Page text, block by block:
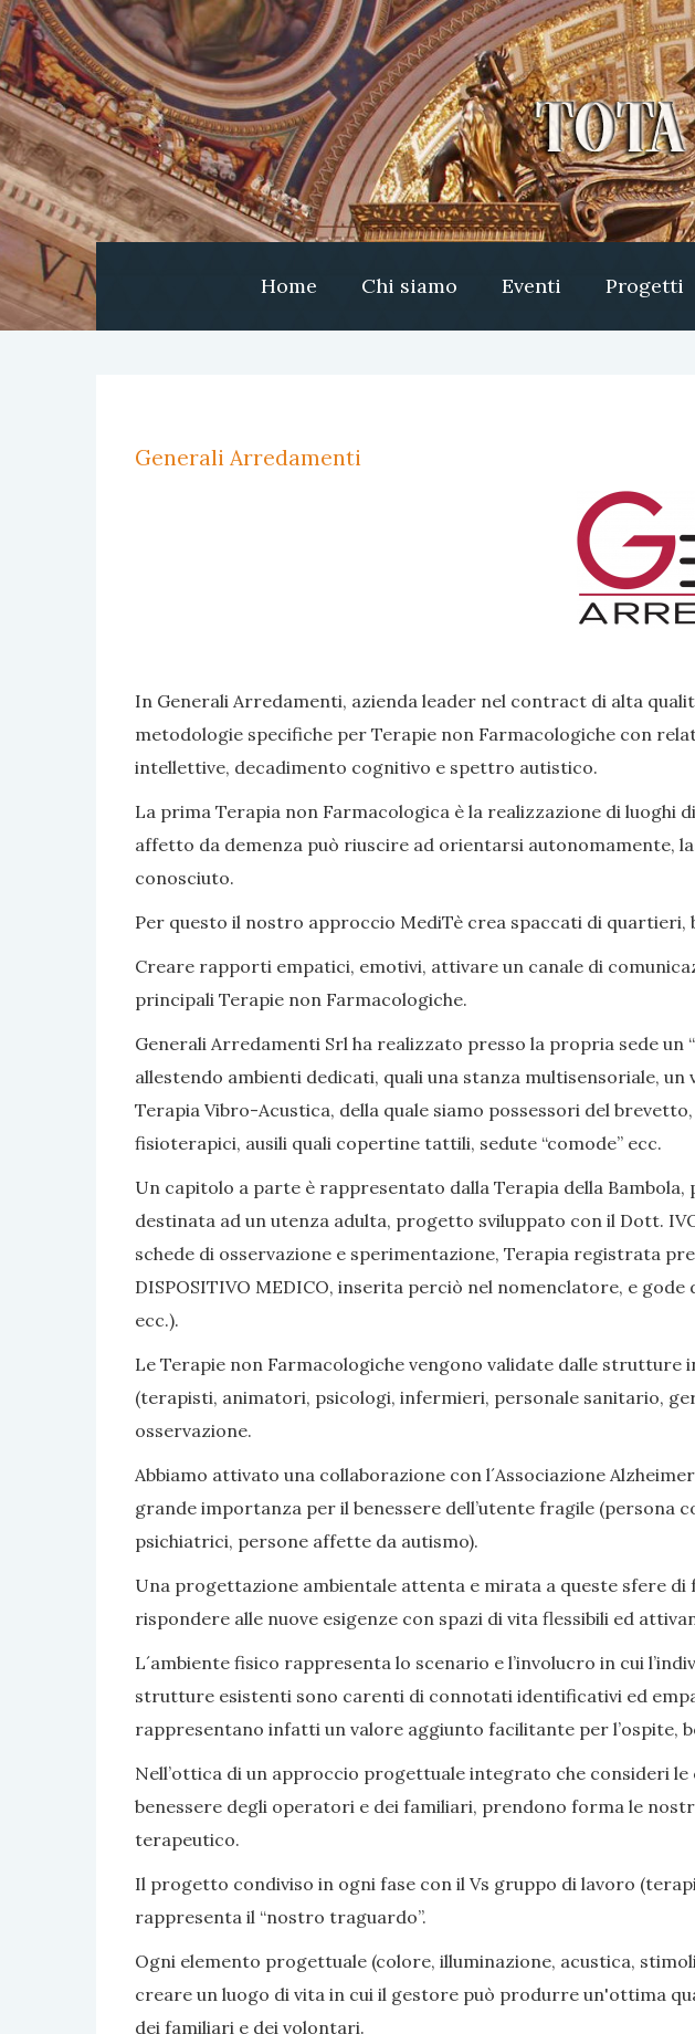
Home Chi siamo Eventi Progetti
Generali Arredamenti
In Generali Arredamenti, azienda leader nel contract di alta
metodologie specifiche per Terapie non Farmacologiche con
intellettive, decadimento cognitivo e spettro autistico.
La prima Terapia non Farmacologica è la realizzazione di
affetto da demenza può riuscire ad orientarsi autonomamente,
conosciuto.
Per questo il nostro approccio MediTè crea spaccati di
Creare rapporti empatici, emotivi, attivare un canale di
principali Terapie non Farmacologiche.
Generali Arredamenti Srl ha realizzato presso la propria sede
allestendo ambienti dedicati, quali una stanza multisensoriale,
Terapia Vibro-Acustica, della quale siamo possessori del
fisioterapici, ausili quali copertine tattili, sedute “comode” ecc.
Un capitolo a parte è rappresentato dalla Terapia della
destinata ad un utenza adulta, progetto sviluppato con il Dott.
schede di osservazione e sperimentazione, Terapia registrata
DISPOSITIVO MEDICO, inserita perciò nel nomenclatore, e
ecc.).
Le Terapie non Farmacologiche vengono validate dalle
(terapisti, animatori, psicologi, infermieri, personale sanitario,
osservazione.
Abbiamo attivato una collaborazione con l´Associazione
grande importanza per il benessere dell’utente fragile (persona
psichiatrici, persone affette da autismo).
Una progettazione ambientale attenta e mirata a queste sfere
rispondere alle nuove esigenze con spazi di vita flessibili ed
L´ambiente fisico rappresenta lo scenario e l’involucro in cui
strutture esistenti sono carenti di connotati identificativi ed
rappresentano infatti un valore aggiunto facilitante per l’ospite,
Nell’ottica di un approccio progettuale integrato che consideri
benessere degli operatori e dei familiari, prendono forma le
terapeutico.
Il progetto condiviso in ogni fase con il Vs gruppo di lavoro
rappresenta il “nostro traguardo”.
Ogni elemento progettuale (colore, illuminazione, acustica,
creare un luogo di vita in cui il gestore può produrre un'ottima
dei familiari e dei volontari.